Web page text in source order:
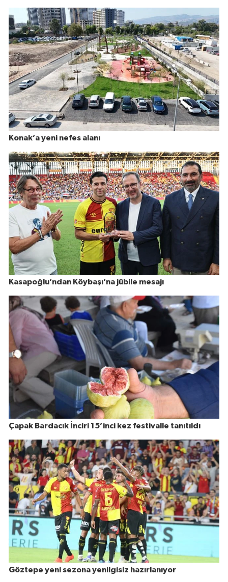
Konak’a yeni nefes alanı
Kasapoğlu’ndan Köybaşı’na jübile mesajı
Çapak Bardacık İnciri 15’inci kez festivalle tanıtıldı
Göztepe yeni sezona yenilgisiz hazırlanıyor